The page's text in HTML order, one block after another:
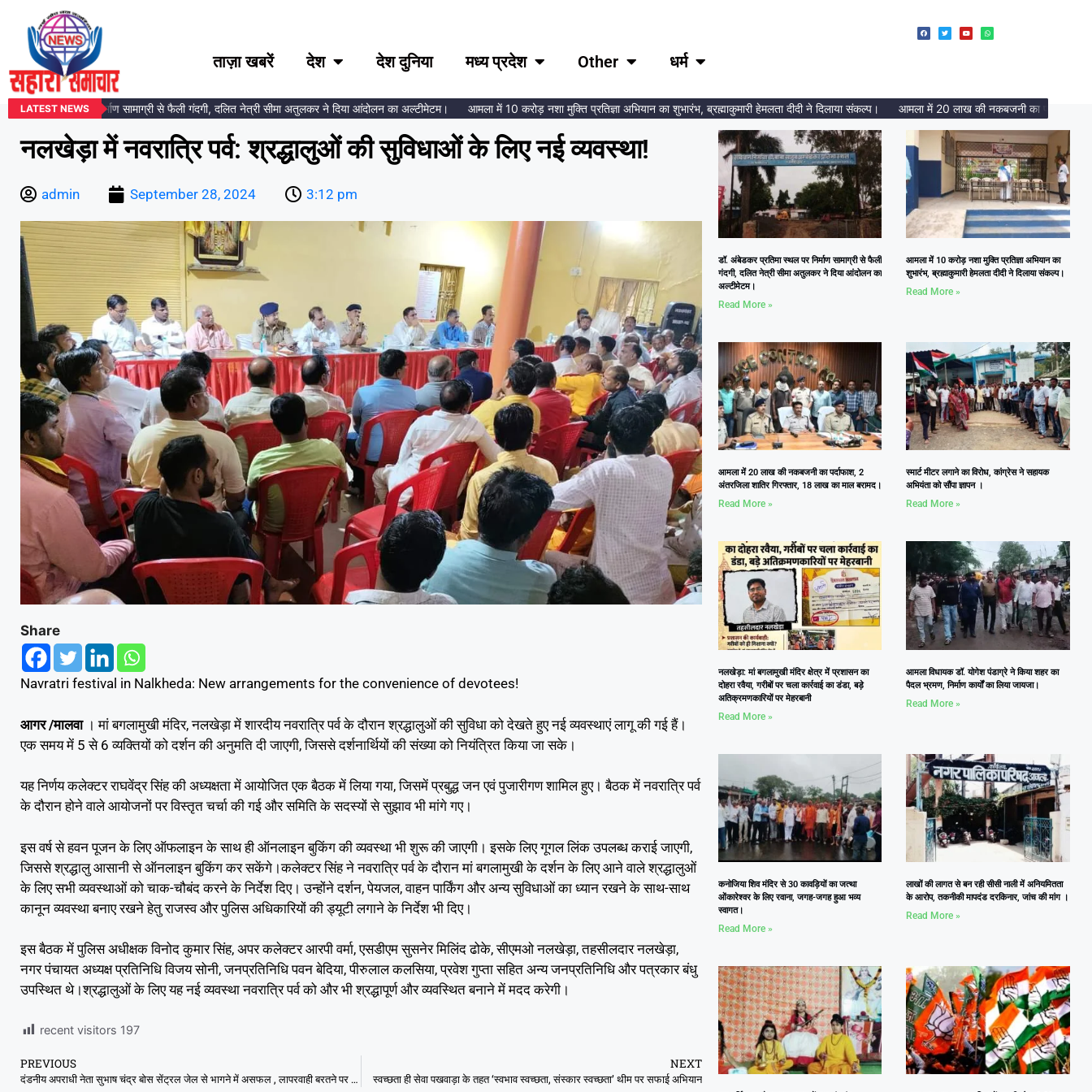
ताज़ा खबरें देश देश दुनिया मध्य प्रदेश Other धर्म
LATEST NEWS
स्थल पर निर्माण सामाग्री से फैली गंदगी, दलित नेत्री सीमा अतुलकर ने दिया आंदोलन का अल्टीमेटम। आमला में 10 करोड़ नशा मुक्ति प्रतिज्ञा अभियान का शुभारंभ, ब्रह्माकुमारी हेमलता दीदी ने दिलाया संकल्प। आमला में 20 लाख की नकबजनी का पर्दाफाश, 2
नलखेड़ा में नवरात्रि पर्व: श्रद्धालुओं की सुविधाओं के लिए नई व्यवस्था!
admin September 28, 2024 3:12 pm
Share
Navratri festival in Nalkheda: New arrangements for the convenience of devotees!
आगर /मालवा । मां बगलामुखी मंदिर, नलखेड़ा में शारदीय नवरात्रि पर्व के दौरान श्रद्धालुओं की सुविधा को देखते हुए नई व्यवस्थाएं लागू की गई हैं।
एक समय में 5 से 6 व्यक्तियों को दर्शन की अनुमति दी जाएगी, जिससे दर्शनार्थियों की संख्या को नियंत्रित किया जा सके।
यह निर्णय कलेक्टर राघवेंद्र सिंह की अध्यक्षता में आयोजित एक बैठक में लिया गया, जिसमें प्रबुद्ध जन एवं पुजारीगण शामिल हुए। बैठक में नवरात्रि पर्व
के दौरान होने वाले आयोजनों पर विस्तृत चर्चा की गई और समिति के सदस्यों से सुझाव भी मांगे गए।
इस वर्ष से हवन पूजन के लिए ऑफलाइन के साथ ही ऑनलाइन बुकिंग की व्यवस्था भी शुरू की जाएगी। इसके लिए गूगल लिंक उपलब्ध कराई जाएगी,
जिससे श्रद्धालु आसानी से ऑनलाइन बुकिंग कर सकेंगे।कलेक्टर सिंह ने नवरात्रि पर्व के दौरान मां बगलामुखी के दर्शन के लिए आने वाले श्रद्धालुओं
के लिए सभी व्यवस्थाओं को चाक-चौबंद करने के निर्देश दिए। उन्होंने दर्शन, पेयजल, वाहन पार्किंग और अन्य सुविधाओं का ध्यान रखने के साथ-साथ
कानून व्यवस्था बनाए रखने हेतु राजस्व और पुलिस अधिकारियों की ड्यूटी लगाने के निर्देश भी दिए।
इस बैठक में पुलिस अधीक्षक विनोद कुमार सिंह, अपर कलेक्टर आरपी वर्मा, एसडीएम सुसनेर मिलिंद ढोके, सीएमओ नलखेड़ा, तहसीलदार नलखेड़ा,
नगर पंचायत अध्यक्ष प्रतिनिधि विजय सोनी, जनप्रतिनिधि पवन बेदिया, पीरुलाल कलसिया, प्रवेश गुप्ता सहित अन्य जनप्रतिनिधि और पत्रकार बंधु
उपस्थित थे।श्रद्धालुओं के लिए यह नई व्यवस्था नवरात्रि पर्व को और भी श्रद्धापूर्ण और व्यवस्थित बनाने में मदद करेगी।
recent visitors 197
PREVIOUS
दंडनीय अपराधी नेता सुभाष चंद्र बोस सेंट्रल जेल से भागने में असफल , लापरवाही बरतने पर 2 कर्मचारी निलंबित
NEXT
स्वच्छता ही सेवा पखवाड़ा के तहत ‘स्वभाव स्वच्छता, संस्कार स्वच्छता’ थीम पर सफाई अभियान
डॉ. अंबेडकर प्रतिमा स्थल पर निर्माण सामाग्री से फैली
गंदगी, दलित नेत्री सीमा अतुलकर ने दिया आंदोलन का
अल्टीमेटम।
Read More »
आमला में 10 करोड़ नशा मुक्ति प्रतिज्ञा अभियान का
शुभारंभ, ब्रह्माकुमारी हेमलता दीदी ने दिलाया संकल्प।
Read More »
आमला में 20 लाख की नकबजनी का पर्दाफाश, 2
अंतरजिला शातिर गिरफ्तार, 18 लाख का माल बरामद।
Read More »
स्मार्ट मीटर लगाने का विरोध, कांग्रेस ने सहायक
अभियंता को सौंपा ज्ञापन ।
Read More »
नलखेड़ा: मां बगलामुखी मंदिर क्षेत्र में प्रशासन का
दोहरा रवैया, गरीबों पर चला कार्रवाई का डंडा, बड़े
अतिक्रमणकारियों पर मेहरबानी
Read More »
आमला विधायक डॉ. योगेश पंडाग्रे ने किया शहर का
पैदल भ्रमण, निर्माण कार्यों का लिया जायजा।
Read More »
कनोजिया शिव मंदिर से 30 कावड़ियों का जत्था
ओंकारेश्वर के लिए रवाना, जगह-जगह हुआ भव्य
स्वागत।
Read More »
लाखों की लागत से बन रही सीसी नाली में अनियमितता
के आरोप, तकनीकी मापदंड दरकिनार, जांच की मांग ।
Read More »